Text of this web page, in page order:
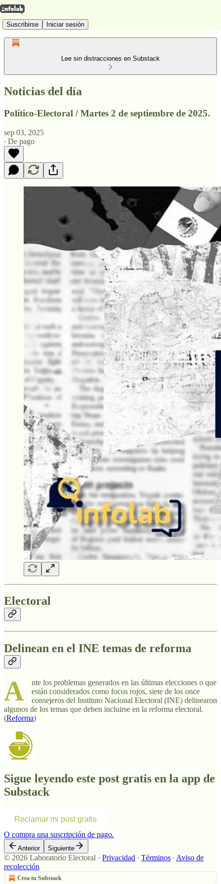
Suscribirse Iniciar sesión
Lee sin distracciones en Substack
Noticias del día
Político-Electoral / Martes 2 de septiembre de 2025.
sep 03, 2025
∙ De pago
Electoral
Delinean en el INE temas de reforma
A
nte los problemas generados en las últimas elecciones o que
están considerados como focos rojos, siete de los once
consejeros del Instituto Nacional Electoral (INE) delinearon
algunos de los temas que deben incluirse en la reforma electoral.
(Reforma)
Sigue leyendo este post gratis en la app de
Substack
Reclamar mi post gratis
O compra una suscripción de pago.
Anterior Siguiente
© 2026 Laboratorio Electoral · Privacidad ∙ Términos ∙ Aviso de
recolección
Crea tu Substack